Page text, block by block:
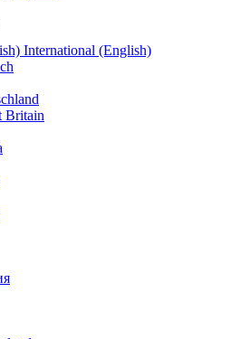
International (English)
Britain